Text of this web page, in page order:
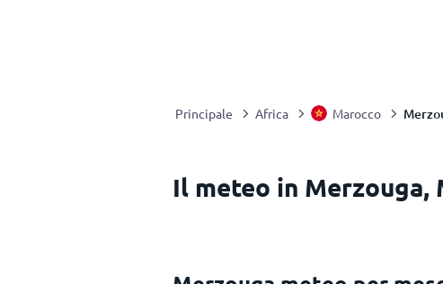
Principale Africa Marocco
Il meteo in Merzouga,